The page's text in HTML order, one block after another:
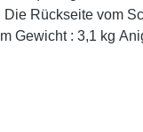
ist mit vier Filzscheiben
kann gut zu Furnieren verarbeitet werden. Die mittleren bis großen